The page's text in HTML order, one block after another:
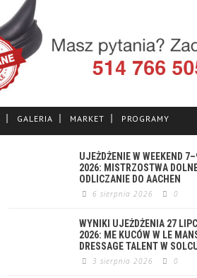
GALERIA MARKET PROGRAMY
UJEŻDŻENIE W WEEKEND
2026: MISTRZOSTWA
ODLICZANIE DO AACHEN
6 sierpnia 2026 0
WYNIKI UJEŻDŻENIA 27
2026: ME KUCÓW W LE
DRESSAGE TALENT W
3 sierpnia 2026 0